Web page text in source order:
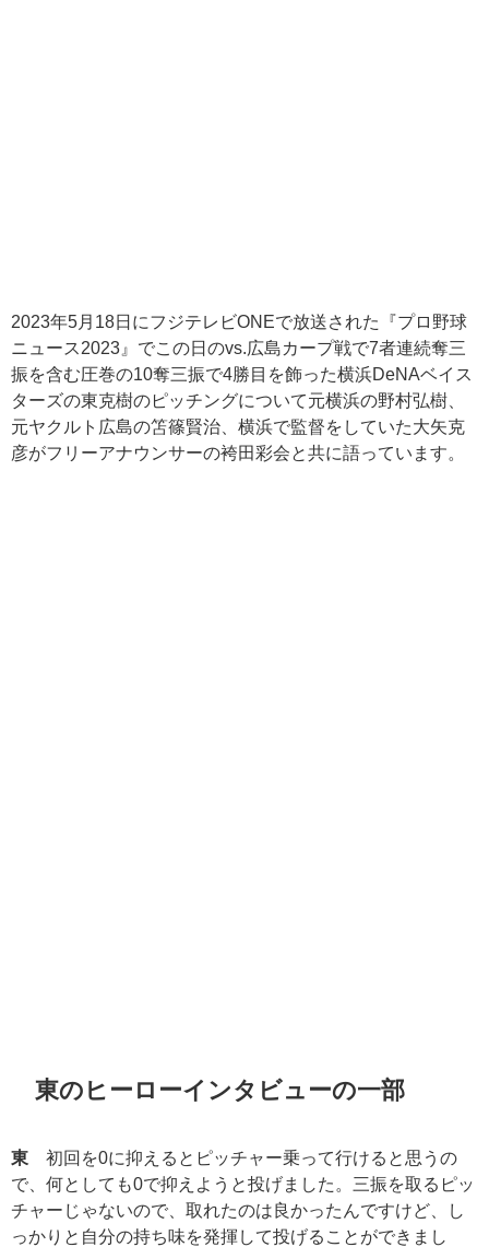
2023年5月18日にフジテレビONEで放送された『プロ野球
ニュース2023』でこの日のvs.広島カープ戦で7者連続奪三
振を含む圧巻の10奪三振で4勝目を飾った横浜DeNAベイス
ターズの東克樹のピッチングについて元横浜の野村弘樹、
元ヤクルト広島の笘篠賢治、横浜で監督をしていた大矢克
彦がフリーアナウンサーの袴田彩会と共に語っています。
東のヒーローインタビューの一部
東 初回を0に抑えるとピッチャー乗って行けると思うの
で、何としても0で抑えようと投げました。三振を取るピッ
チャーじゃないので、取れたのは良かったんですけど、し
っかりと自分の持ち味を発揮して投げることができまし